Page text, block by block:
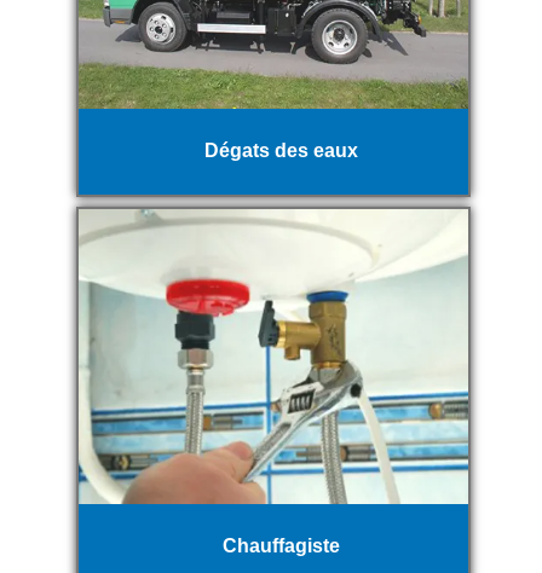
Dégats des eaux
Chauffagiste